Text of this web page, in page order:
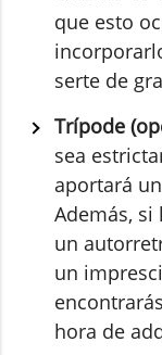
que esto
serte de
Trípode
sea
aportará
Además, si
un
un
hora de